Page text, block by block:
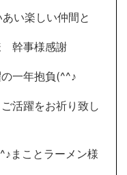
い楽しい仲間と
幹事様感謝
一年抱負(^^♪
活躍をお祈り致し
まことラーメン様